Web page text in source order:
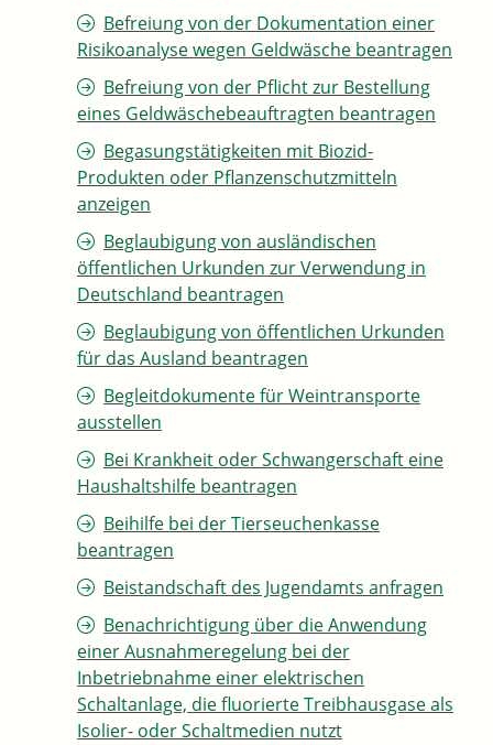
Befreiung von der Dokumentation einer
Risikoanalyse wegen Geldwäsche beantragen
Befreiung von der Pflicht zur Bestellung
eines Geldwäschebeauftragten beantragen
Begasungstätigkeiten mit Biozid-
Produkten oder Pflanzenschutzmitteln
anzeigen
Beglaubigung von ausländischen
öffentlichen Urkunden zur Verwendung in
Deutschland beantragen
Beglaubigung von öffentlichen Urkunden
für das Ausland beantragen
Begleitdokumente für Weintransporte
ausstellen
Bei Krankheit oder Schwangerschaft eine
Haushaltshilfe beantragen
Beihilfe bei der Tierseuchenkasse
beantragen
Beistandschaft des Jugendamts anfragen
Benachrichtigung über die Anwendung
einer Ausnahmeregelung bei der
Inbetriebnahme einer elektrischen
Schaltanlage, die fluorierte Treibhausgase als
Isolier- oder Schaltmedien nutzt